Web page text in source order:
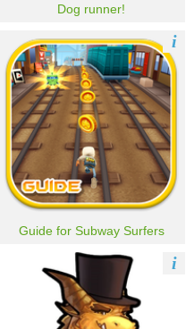
Dog runner!
Guide for Subway Surfers
i
i